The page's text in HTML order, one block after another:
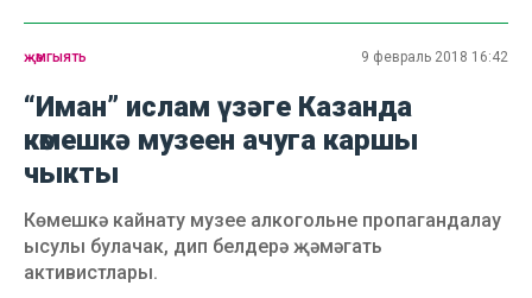
җәмгыять 9 февраль 2018 16:42
“Иман” ислам үзәге Казанда
көмешкә музеен ачуга каршы
чыкты
Көмешкә кайнату музее алкогольне пропагандалау
ысулы булачак, дип белдерә җәмәгать
активистлары.